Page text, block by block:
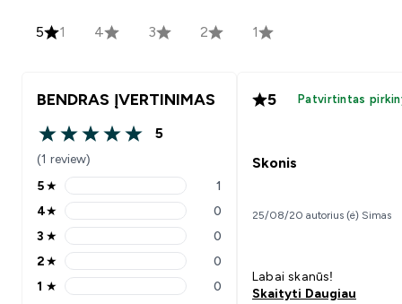
5 1 4 3 2 1
BENDRAS ĮVERTINIMAS
5 out of 5 stars
5
(1 review)
5 stars rating 1 reviews
5★ 1
4 stars rating 0 reviews
4★ 0
3 stars rating 0 reviews
3 ★ 0
2 stars rating 0 reviews
2★ 0
1 stars rating 0 reviews
1 ★ 0
5 Patvirtintas
Skonis
25/08/20 autorius (ė) Simas
Labai skanūs!
Skaityti Daugiau